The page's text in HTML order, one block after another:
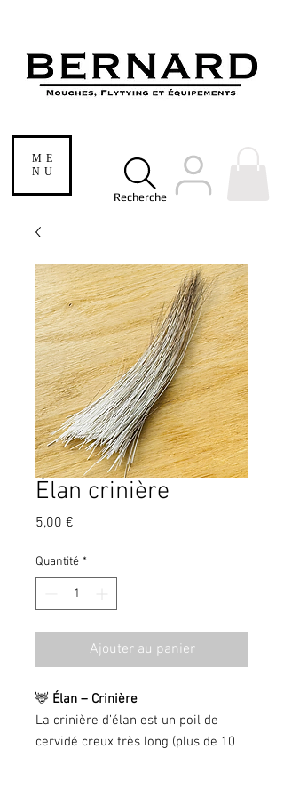
ME
NU
Recherche
Élan crinière
5,00 €
Quantité *
Ajouter au panier
🦌 Élan – Crinière
La crinière d’élan est un poil de
cervidé creux très long (plus de 10